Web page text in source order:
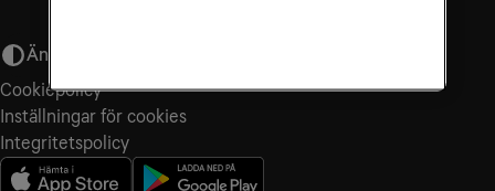
Ändra utseende
Cookiepolicy
Inställningar för cookies
Integritets­policy